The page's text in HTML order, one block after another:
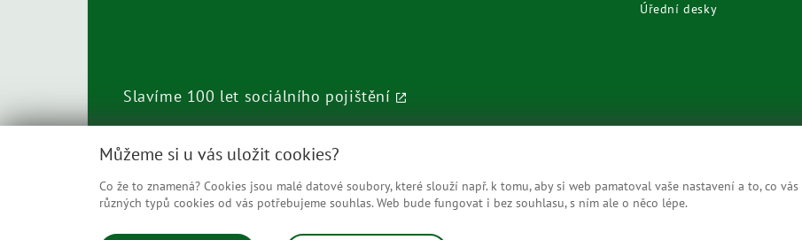
Úřední desky
Slavíme 100 let sociálního pojištění
© Česká správa sociálního zabezpečení
Můžeme si u vás uložit cookies?
Co že to znamená? Cookies jsou malé datové soubory, které slouží např. k tomu, aby si web pamatoval vaše nastavení a to, co
různých typů cookies od vás potřebujeme souhlas. Web bude fungovat i bez souhlasu, s ním ale o něco lépe.